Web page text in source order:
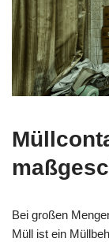
Bei großen
Müll ist ein